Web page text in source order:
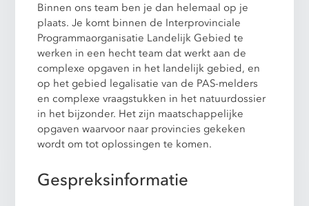
Binnen ons team ben je dan helemaal op je
plaats. Je komt binnen de Interprovinciale
Programmaorganisatie Landelijk Gebied te
werken in een hecht team dat werkt aan de
complexe opgaven in het landelijk gebied, en
op het gebied legalisatie van de PAS-melders
en complexe vraagstukken in het natuurdossier
in het bijzonder. Het zijn maatschappelijke
opgaven waarvoor naar provincies gekeken
wordt om tot oplossingen te komen.
Gespreksinformatie